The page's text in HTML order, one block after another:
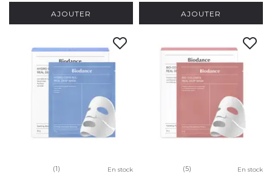
AJOUTER AJOUTER
(1) En stock (5) En stock